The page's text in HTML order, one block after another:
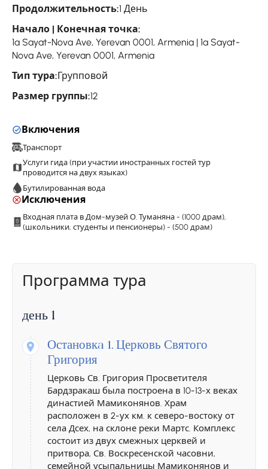
Продолжительность:1 День
Начало | Конечная точка:
1a Sayat-Nova Ave, Yerevan 0001, Armenia | 1a Sayat-
Nova Ave, Yerevan 0001, Armenia
Тип тура: Групповой
Размер группы:12
Включения
Транспорт
Услуги гида (при участии иностранных гостей тур
проводится на двух языках)
Бутилированная вода
Исключения
Входная плата в Дом-музей О. Туманяна - (1000 драм),
(школьники, студенты и пенсионеры) - (500 драм)
Программа тура
день 1
Остановкa 1. Церковь Святого
Григория
Церковь Св. Григория Просветителя
Бардзракаш была построена в 10-13-х веках
династией Мамиконянов. Храм
расположен в 2-ух км. к северо-востоку от
села Дсех, на склоне реки Мартс. Комплекс
состоит из двух смежных церквей и
притвора, Св. Воскресенской часовни,
семейной усыпальницы Мамиконянов и